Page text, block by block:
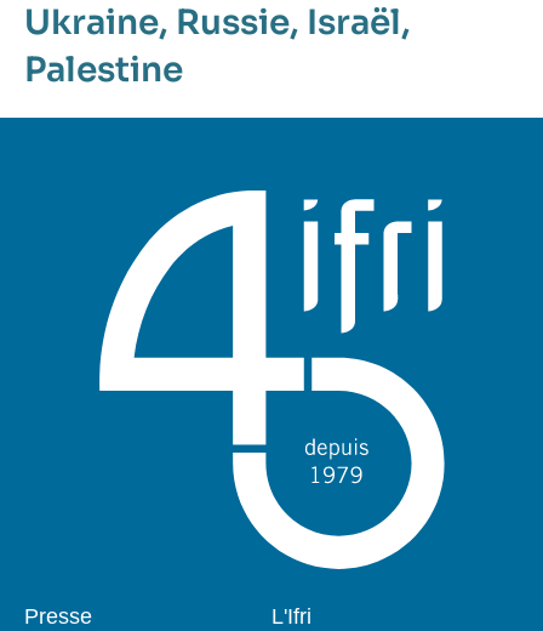
Ukraine, Russie, Israël,
Palestine
Pied
Presse
Navigation
L'Ifri